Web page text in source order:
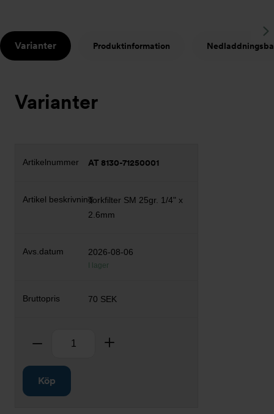
Varianter Produktinformation
Varianter
AT 8130-71250001
Torkfilter SM 25gr. 1/4" x
2.6mm
2026-08-06
I lager
70 SEK
Ta bort
Köp